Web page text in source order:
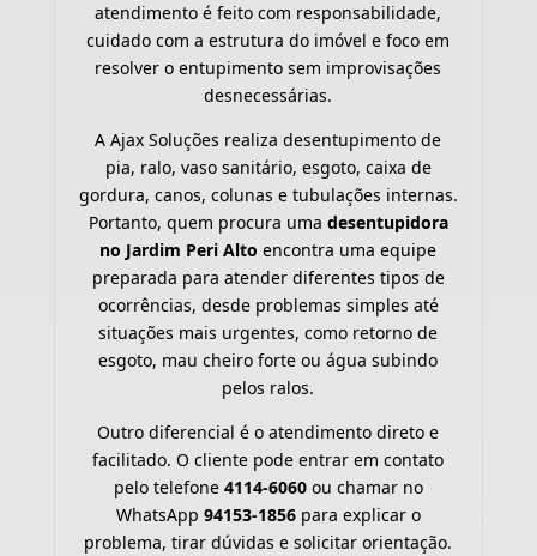
atendimento é feito com responsabilidade,
cuidado com a estrutura do imóvel e foco em
resolver o entupimento sem improvisações
desnecessárias.
A Ajax Soluções realiza desentupimento de
pia, ralo, vaso sanitário, esgoto, caixa de
gordura, canos, colunas e tubulações internas.
Portanto, quem procura uma desentupidora
no Jardim Peri Alto encontra uma equipe
preparada para atender diferentes tipos de
ocorrências, desde problemas simples até
situações mais urgentes, como retorno de
esgoto, mau cheiro forte ou água subindo
pelos ralos.
Outro diferencial é o atendimento direto e
facilitado. O cliente pode entrar em contato
pelo telefone 4114-6060ou chamar no
WhatsApp 94153-1856para explicar o
problema, tirar dúvidas e solicitar orientação.